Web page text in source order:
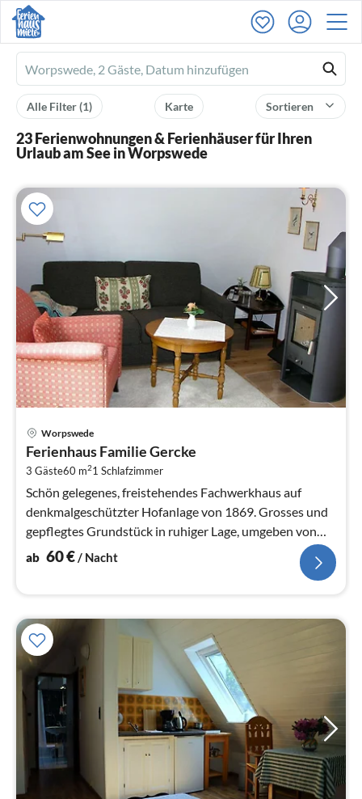
Ferienhausmiete
logo
Sortieren
Karte
Alle Filter(1)
23 Ferienwohnungen & Ferienhäuser für Ihren
Urlaub am See in Worpswede
Worpswede
Ferienhaus Familie Gercke
3 Gäste60 m21 Schlafzimmer
Schön gelegenes, freistehendes Fachwerkhaus auf
denkmalgeschützter Hofanlage von 1869. Grosses und
gepflegtes Grundstück in ruhiger Lage, umgeben von
alten Baumbestand.
ab 60€/ Nacht